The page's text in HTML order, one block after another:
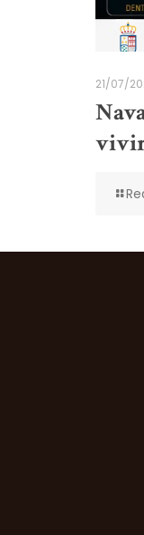
21/07/
vivir